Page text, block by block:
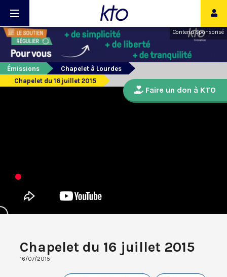
Contenu sponsorisé
Émissions
Chapelet à Lourdes
Chapelet du 16 juillet 2015
Chapelet du 16 juillet 2015
16/07/2015
Faire un don à KTO